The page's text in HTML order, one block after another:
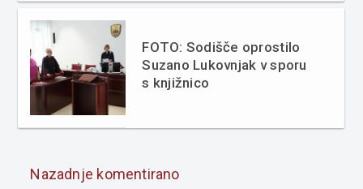
FOTO: Sodišče oprostilo
Suzano Lukovnjak v sporu
s knjižnico
Nazadnje komentirano